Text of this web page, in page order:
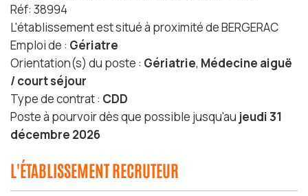
Réf: 38994
L'établissement est situé à proximité de BERGERAC
Emploi de : Gériatre
Orientation(s) du poste : Gériatrie, Médecine aiguë
/ court séjour
Type de contrat : CDD
Poste à pourvoir dès que possible jusqu'au jeudi 31
décembre 2026
L'ÉTABLISSEMENT RECRUTEUR